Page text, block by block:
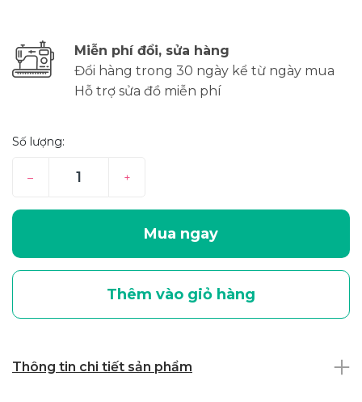
Miễn phí đổi, sửa hàng
Đổi hàng trong 30 ngày kể từ ngày mua
Hỗ trợ sửa đồ miễn phí
Số lượng:
– +
Mua ngay
Thêm vào giỏ hàng
Thông tin chi tiết sản phẩm